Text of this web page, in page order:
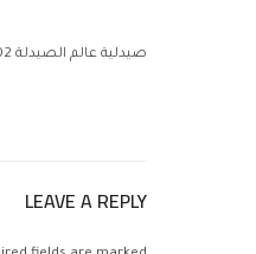
صيدلية عالم الصيدلة 064702502 /الوحدات – ش. الأمير حسن
LEAVE A REPLY